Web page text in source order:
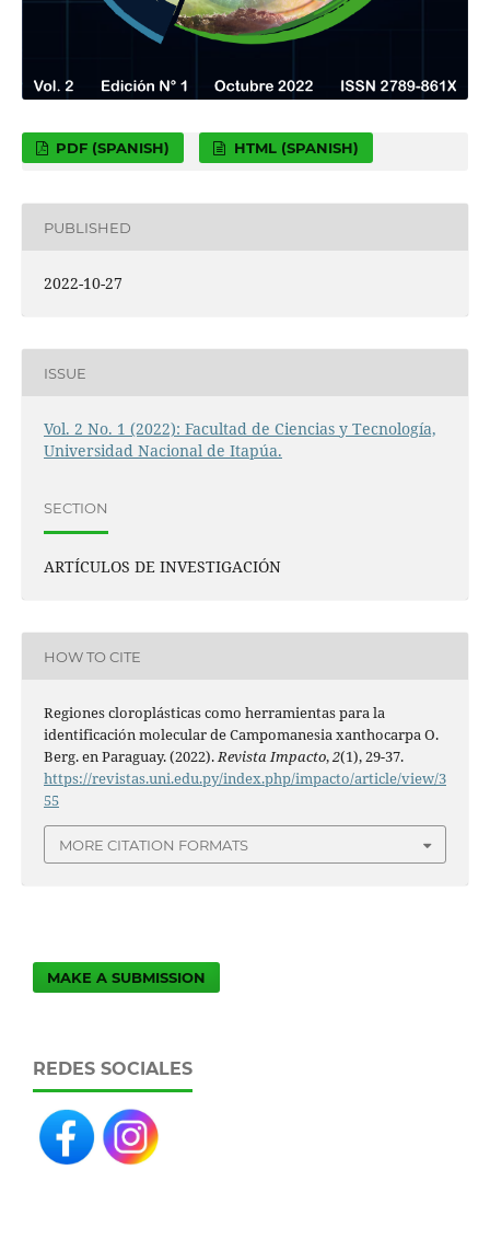
PDF (SPANISH) HTML (SPANISH)
PUBLISHED
2022-10-27
ISSUE
Vol. 2 No. 1 (2022): Facultad de Ciencias y Tecnología,
Universidad Nacional de Itapúa.
SECTION
ARTÍCULOS DE INVESTIGACIÓN
HOW TO CITE
Regiones cloroplásticas como herramientas para la
identificación molecular de Campomanesia xanthocarpa O.
Berg. en Paraguay. (2022).Revista Impacto,2(1), 29-37.
https://revistas.uni.edu.py/index.php/impacto/article/view/3
55
MORE CITATION FORMATS
MAKE A SUBMISSION
REDES SOCIALES